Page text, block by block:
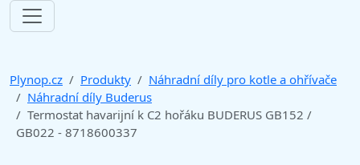
Plynop.cz Produkty
Náhradní díly pro kotle a ohřívače
Náhradní díly Buderus
Termostat havarijní k C2 hořáku BUDERUS GB152 /
GB022 - 8718600337